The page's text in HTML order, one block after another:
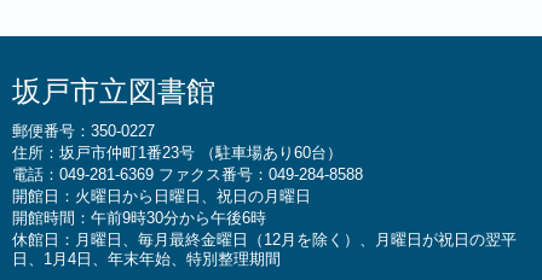
坂戸市立図書館
郵便番号：350-0227
住所：坂戸市仲町1番23号 （駐車場あり60台）
電話：049-281-6369 ファクス番号：049-284-8588
開館日：火曜日から日曜日、祝日の月曜日
開館時間：午前9時30分から午後6時
休館日：月曜日、毎月最終金曜日（12月を除く）、月曜日が祝日の翌平
日、1月4日、年末年始、特別整理期間